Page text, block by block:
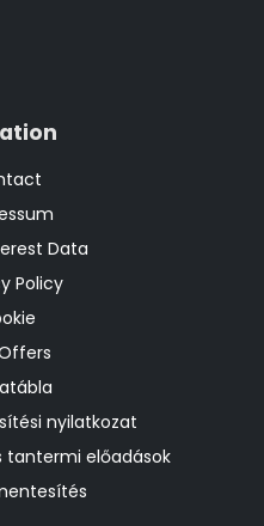
Data
Policy
nyilatkozat
tantermi előadások